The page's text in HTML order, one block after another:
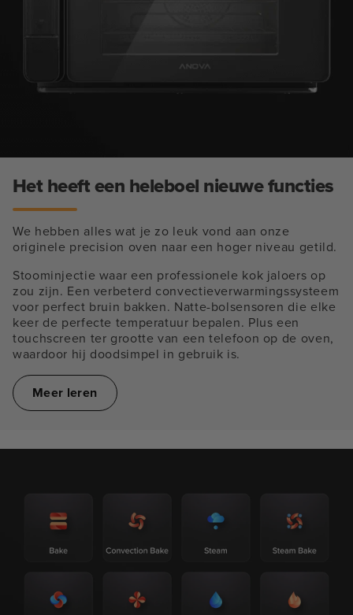
Het heeft een heleboel nieuwe functies
We hebben alles wat je zo leuk vond aan onze
originele precision oven naar een hoger niveau getild.
Stoominjectie waar een professionele kok jaloers op
zou zijn. Een verbeterd convectieverwarmingssysteem
voor perfect bruin bakken. Natte-bolsensoren die elke
keer de perfecte temperatuur bepalen. Plus een
touchscreen ter grootte van een telefoon op de oven,
waardoor hij doodsimpel in gebruik is.
Meer leren